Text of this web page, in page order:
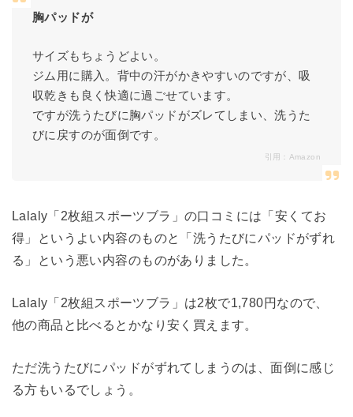
胸パッドが
サイズもちょうどよい。
ジム用に購入。背中の汗がかきやすいのですが、吸
収乾きも良く快適に過ごせています。
ですが洗うたびに胸パッドがズレてしまい、洗うた
びに戻すのが面倒です。
引用： Amazon
Lalaly「2枚組スポーツブラ」の口コミには「安くてお
得」というよい内容のものと「洗うたびにパッドがずれ
る」という悪い内容のものがありました。
Lalaly「2枚組スポーツブラ」は2枚で1,780円なので、
他の商品と比べるとかなり安く買えます。
ただ洗うたびにパッドがずれてしまうのは、面倒に感じ
る方もいるでしょう。